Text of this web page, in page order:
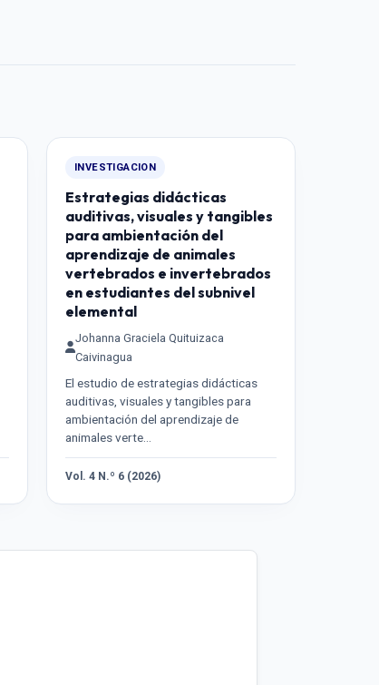
INVESTIGACION
Estrategias didácticas
auditivas, visuales y tangibles
para ambientación del
aprendizaje de animales
vertebrados e invertebrados
en estudiantes del subnivel
elemental
Johanna Graciela Quituizaca
Caivinagua
El estudio de estrategias didácticas
auditivas, visuales y tangibles para
ambientación del aprendizaje de
animales verte…
Vol. 4 N.º 6 (2026)